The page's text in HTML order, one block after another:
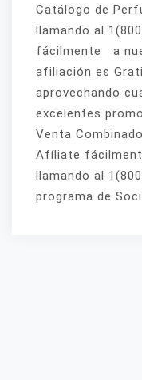
Catálogo de
llamando al
fácilmente a
afiliación es
aprovechando
excelentes
Venta
Afíliate
llamando al
programa de